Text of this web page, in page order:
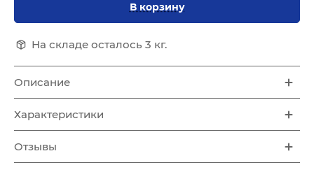
В корзину
На складе осталось 3 кг.
Описание
Характеристики
Отзывы